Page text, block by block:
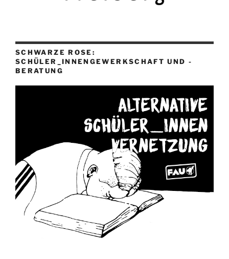
SCHWARZE ROSE:
SCHÜLER_INNENGEWERKSCHAFT UND -
BERATUNG